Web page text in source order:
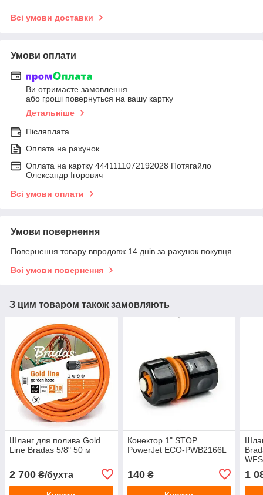
Всі умови доставки
Умови оплати
Ви отримаєте замовлення
або гроші повернуться на вашу картку
Детальніше
Післяплата
Оплата на рахунок
Оплата на картку 4441111072192028 Потягайло
Олександр Ігорович
Всі умови оплати
Умови повернення
Повернення товару впродовж 14 днів за рахунок покупця
Всі умови повернення
З цим товаром також замовляють
Шланг для полива Gold
Line Bradas 5/8" 50 м
2 700 ₴/бухта
Конектор 1" STOP
PowerJet ECO-PWB2166L
140₴ 1